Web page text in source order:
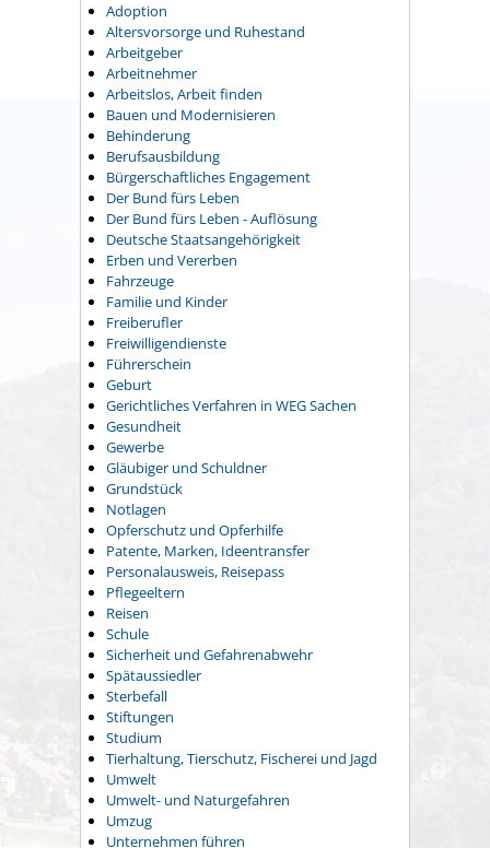
Adoption
Altersvorsorge und Ruhestand
Arbeitgeber
Arbeitnehmer
Arbeitslos, Arbeit finden
Bauen und Modernisieren
Behinderung
Berufsausbildung
Bürgerschaftliches Engagement
Der Bund fürs Leben
Der Bund fürs Leben - Auflösung
Deutsche Staatsangehörigkeit
Erben und Vererben
Fahrzeuge
Familie und Kinder
Freiberufler
Freiwilligendienste
Führerschein
Geburt
Gerichtliches Verfahren in WEG Sachen
Gesundheit
Gewerbe
Gläubiger und Schuldner
Grundstück
Notlagen
Opferschutz und Opferhilfe
Patente, Marken, Ideentransfer
Personalausweis, Reisepass
Pflegeeltern
Reisen
Schule
Sicherheit und Gefahrenabwehr
Spätaussiedler
Sterbefall
Stiftungen
Studium
Tierhaltung, Tierschutz, Fischerei und Jagd
Umwelt
Umwelt- und Naturgefahren
Umzug
Unternehmen führen